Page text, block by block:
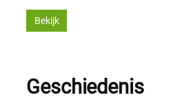
Bekijk
Geschiedenis